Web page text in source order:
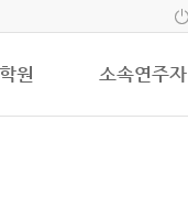
원 소속연주자